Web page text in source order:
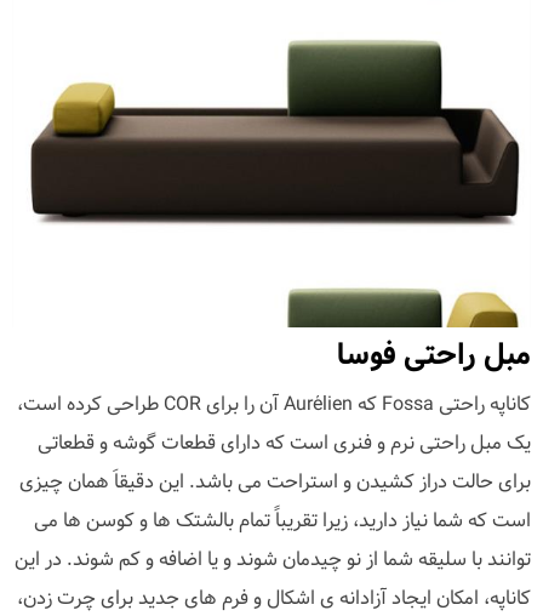
مبل راحتی فوسا
کاناپه راحتی Fossa که Aurélien آن را برای COR طراحی کرده است،
یک مبل راحتی نرم و فنری است که دارای قطعات گوشه و قطعاتی
برای حالت دراز کشیدن و استراحت می باشد. این دقیقاَ همان چیزی
است که شما نیاز دارید، زیرا تقریباً تمام بالشتک ها و کوسن ها می
توانند با سلیقه شما از نو چیدمان شوند و یا اضافه و کم شوند. در این
کاناپه، امکان ایجاد آزادانه ی اشکال و فرم های جدید برای چرت زدن،